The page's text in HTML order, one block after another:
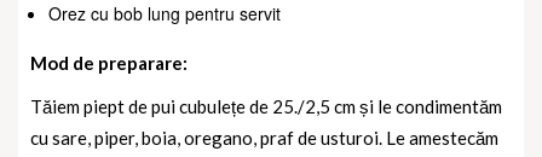
Orez cu bob lung pentru servit
Mod de preparare:
Tăiem piept de pui cubulețe de 25./2,5 cm și le condimentăm
cu sare, piper, boia, oregano, praf de usturoi. Le amestecăm